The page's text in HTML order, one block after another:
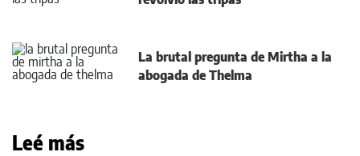
La brutal pregunta de Mirtha a la
abogada de Thelma
Leé más